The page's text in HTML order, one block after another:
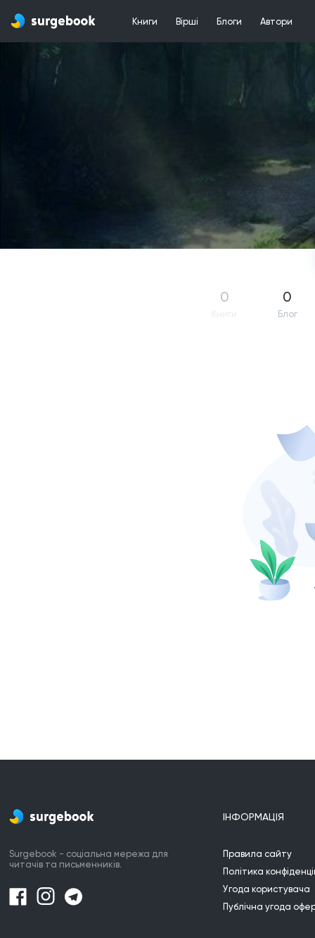
Книги Вірші Блоги Автори
0 0
Блог
Surgebook - соціальна мережа для
читачів та письменників.
ІНФОРМАЦІЯ
Правила сайту
Політика
Угода користувача
Публічна угода